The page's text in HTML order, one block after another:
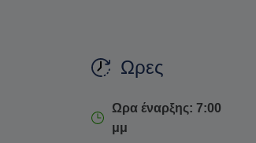
Ωρες
Ωρα έναρξης: 7:00
μμ